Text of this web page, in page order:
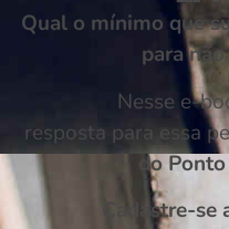
Qual o mínimo que
para
Nesse e-
resposta para essa
do
Cadastre-